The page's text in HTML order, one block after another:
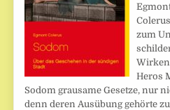
zum
Heros
Sodom grausame Gesetze, nur
denn deren Ausübung gehörte